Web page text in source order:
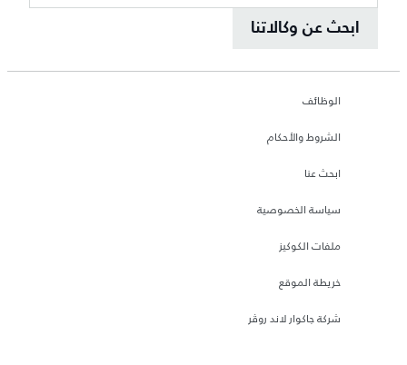
ابحث عن وكالاتنا
الوظائف
الشروط والأحكام
ابحث عنا
سياسة الخصوصية
ملفات الكوكيز
خريطة الموقع
شركة جاكوار لاند روڤر